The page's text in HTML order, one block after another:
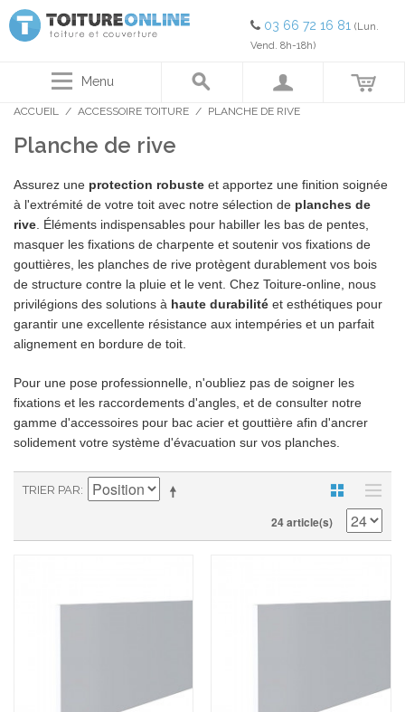
03 66 72 16 81 (Lun.
Vend. 8h-18h)
Menu
ACCUEIL / ACCESSOIRE TOITURE / PLANCHE DE RIVE
Planche de rive
Assurez une protection robuste et apportez une finition soignée
à l'extrémité de votre toit avec notre sélection de planches de
rive . Éléments indispensables pour habiller les bas de pentes,
masquer les fixations de charpente et soutenir vos fixations de
gouttières, les planches de rive protègent durablement vos bois
de structure contre la pluie et le vent. Chez Toiture-online, nous
privilégions des solutions à haute durabilité et esthétiques pour
garantir une excellente résistance aux intempéries et un parfait
alignement en bordure de toit.
Pour une pose professionnelle, n'oubliez pas de soigner les
fixations et les raccordements d'angles, et de consulter notre
gamme d'accessoires pour bac acier et gouttière afin d'ancrer
solidement votre système d'évacuation sur vos planches.
TRIER PAR
24 article(s)